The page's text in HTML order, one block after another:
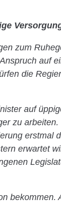
zum
auf
die
auf
zu
erstmal
erwartet
bekommen.